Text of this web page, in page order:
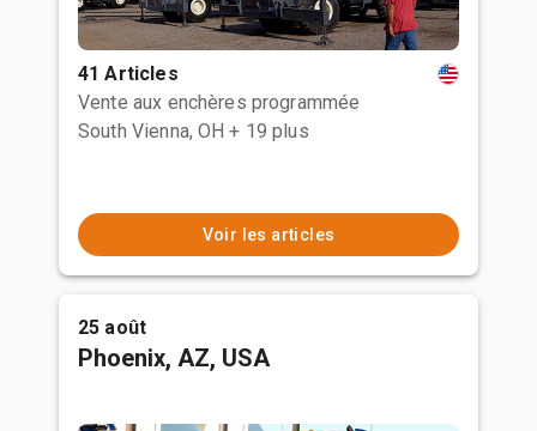
41 Articles
Vente aux enchères programmée
South Vienna, OH + 19 plus
Voir les articles
25 août
Phoenix, AZ, USA